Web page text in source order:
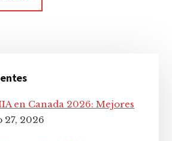
en Canada 2026: Mejores
27, 2026